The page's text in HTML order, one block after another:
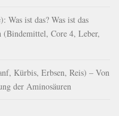
ist das? Was ist das
(Bindemittel, Core 4, Leber,
Kürbis, Erbsen, Reis) – Von
der Aminosäuren